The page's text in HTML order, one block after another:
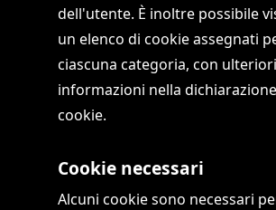
dell'utente. È inoltre possibile
un elenco di cookie assegnati
ciascuna categoria, con ulteriori
informazioni nella
cookie.
Cookie necessari
Alcuni cookie sono necessari